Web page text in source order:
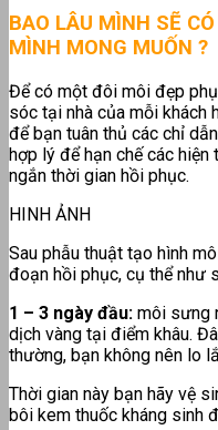
BAO LÂU MÌNH SẼ
MÌNH MONG MUỐN ?
Để có một đôi môi đẹp
sóc tại nhà của mỗi khách
để bạn tuân thủ các chỉ
hợp lý để hạn chế các hiện
ngắn thời gian hồi phục.
HINH ẢNH
Sau phẫu thuật tạo hình
đoạn hồi phục, cụ thể như
1 – 3 ngày đầu: môi sưng
dịch vàng tại điểm khâu.
thường, bạn không nên lo
Thời gian này bạn hãy vệ
bôi kem thuốc kháng sinh